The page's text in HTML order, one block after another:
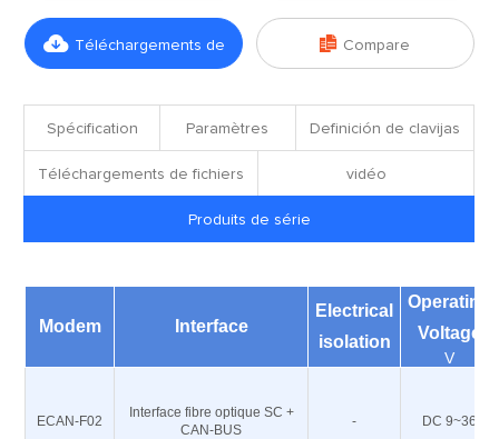
 Téléchargements de  Compare
Spécification Paramètres Definición de clavijas
Téléchargements de fichiers vidéo
Produits de série
Modem Interface
Electrical
isolation
Operating
Voltage
V
ECAN-F02
Interface fibre optique SC +
CAN-BUS
- DC 9~36